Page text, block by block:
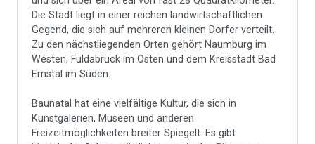
Die Stadt liegt in einer reichen landwirtschaftlichen
Gegend, die sich auf mehreren kleinen Dörfer verteilt.
Zu den nächstliegenden Orten gehört Naumburg im
Westen, Fuldabrück im Osten und dem Kreisstadt Bad
Emstal im Süden.
Baunatal hat eine vielfältige Kultur, die sich in
Kunstgalerien, Museen und anderen
Freizeitmöglichkeiten breiter Spiegelt. Es gibt